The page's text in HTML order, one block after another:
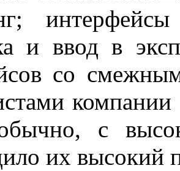
и ввод в
со
с
их высокий